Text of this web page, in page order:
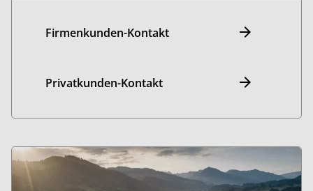
Firmenkunden-Kontakt
Privatkunden-Kontakt